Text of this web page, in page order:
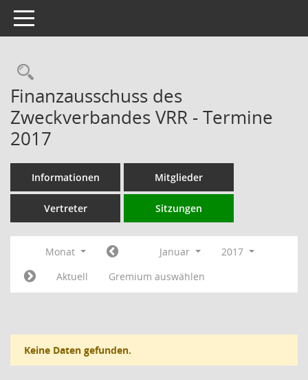
Toggle navigation
Rechercheauswahl
Finanzausschuss des
Zweckverbandes VRR - Termine
2017
Informationen Mitglieder
Vertreter Sitzungen
Monat Januar
2017
Aktuell
Gremium auswählen
Keine Daten gefunden.